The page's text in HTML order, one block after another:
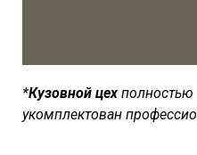
*Кузовной цех полностью
укомплектован